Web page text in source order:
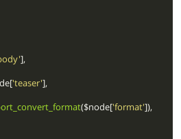
],
'teaser' ],
($node['format' ]),